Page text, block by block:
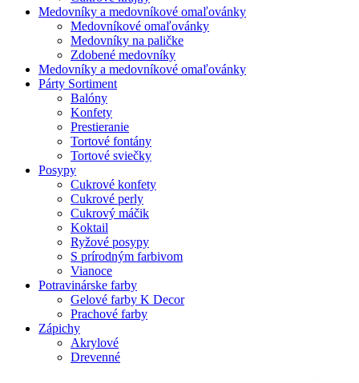
Medovníky a medovníkové omaľovánky
Medovníkové omaľovánky
Medovníky na paličke
Zdobené medovníky
Medovníky a medovníkové omaľovánky
Párty Sortiment
Balóny
Konfety
Prestieranie
Tortové fontány
Tortové sviečky
Posypy
Cukrové konfety
Cukrové perly
Cukrový máčik
Koktail
Ryžové posypy
S prírodným farbivom
Vianoce
Potravinárske farby
Gelové farby K Decor
Prachové farby
Zápichy
Akrylové
Drevenné